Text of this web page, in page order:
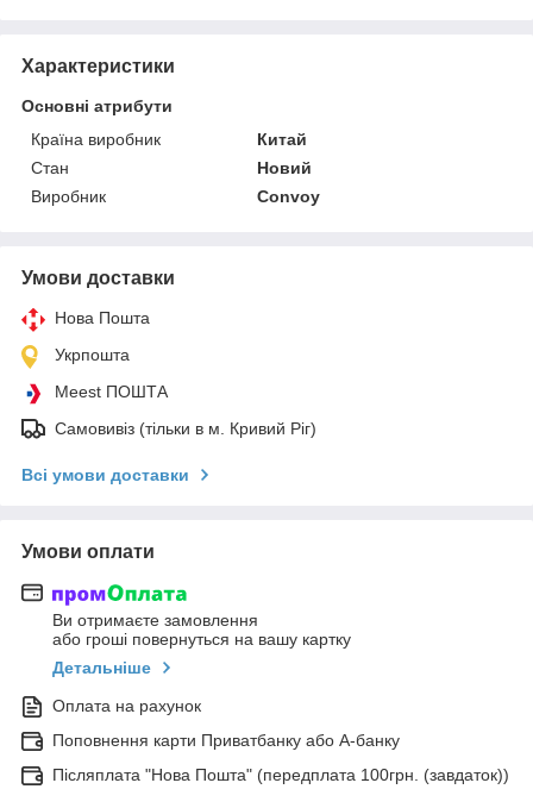
Характеристики
Основні атрибути
Країна виробник
Китай
Стан
Новий
Виробник
Convoy
Умови доставки
Нова Пошта
Укрпошта
Meest ПОШТА
Самовивіз (тільки в м. Кривий Ріг)
Всі умови доставки
Умови оплати
Ви отримаєте замовлення
або гроші повернуться на вашу картку
Детальніше
Оплата на рахунок
Поповнення карти Приватбанку або А-банку
Післяплата "Нова Пошта" (передплата 100грн. (завдаток))